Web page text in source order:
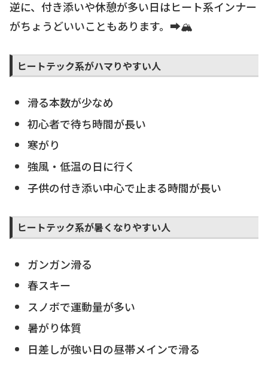
逆に、付き添いや休憩が多い日はヒート系インナー
がちょうどいいこともあります。➡️🏔️
ヒートテック系がハマりやすい人
滑る本数が少なめ
初心者で待ち時間が長い
寒がり
強風・低温の日に行く
子供の付き添い中心で止まる時間が長い
ヒートテック系が暑くなりやすい人
ガンガン滑る
春スキー
スノボで運動量が多い
暑がり体質
日差しが強い日の昼帯メインで滑る